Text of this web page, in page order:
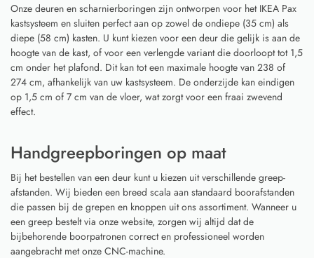
Onze deuren en scharnierboringen zijn ontworpen voor het IKEA Pax
kastsysteem en sluiten perfect aan op zowel de ondiepe (35 cm) als
diepe (58 cm) kasten. U kunt kiezen voor een deur die gelijk is aan de
hoogte van de kast, of voor een verlengde variant die doorloopt tot 1,5
cm onder het plafond. Dit kan tot een maximale hoogte van 238 of
274 cm, afhankelijk van uw kastsysteem. De onderzijde kan eindigen
op 1,5 cm of 7 cm van de vloer, wat zorgt voor een fraai zwevend
effect.
Handgreepboringen op maat
Bij het bestellen van een deur kunt u kiezen uit verschillende greep-
afstanden. Wij bieden een breed scala aan standaard boorafstanden
die passen bij de grepen en knoppen uit ons assortiment. Wanneer u
een greep bestelt via onze website, zorgen wij altijd dat de
bijbehorende boorpatronen correct en professioneel worden
aangebracht met onze CNC-machine.